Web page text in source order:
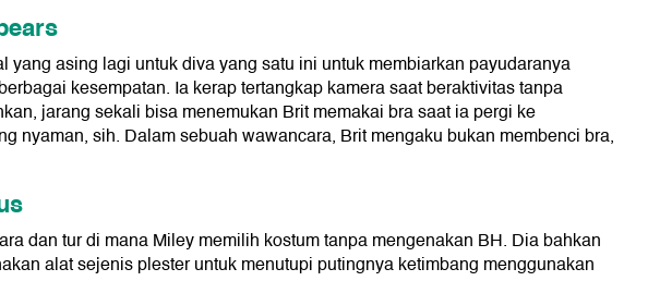
yang asing lagi untuk diva yang satu ini untuk membiarkan payudaranya
kesempatan. Ia kerap tertangkap kamera saat beraktivitas tanpa
jarang sekali bisa menemukan Brit memakai bra saat ia pergi ke
nyaman, sih. Dalam sebuah wawancara, Brit mengaku bukan membenci bra,
dan tur di mana Miley memilih kostum tanpa mengenakan BH. Dia bahkan
alat sejenis plester untuk menutupi putingnya ketimbang menggunakan